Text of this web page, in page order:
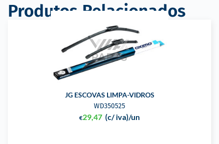
Produtos Relacionados
JG ESCOVAS LIMPA-VIDROS
WD350525
€29,47 (c/ iva)/un